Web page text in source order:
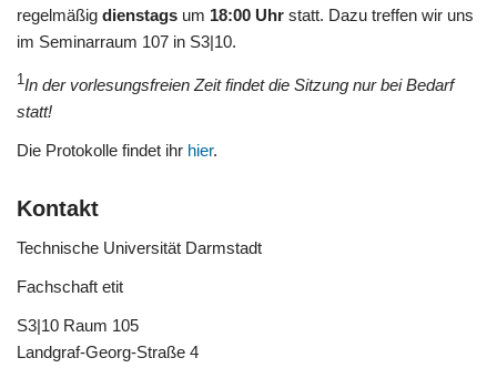
regelmäßig dienstags um 18:00 Uhr statt. Dazu treffen wir uns
im Seminarraum 107 in S3|10.
1 In der vorlesungsfreien Zeit findet die Sitzung nur bei Bedarf
statt!
Die Protokolle findet ihr hier.
Kontakt
Technische Universität Darmstadt
Fachschaft etit
S3|10 Raum 105
Landgraf-Georg-Straße 4